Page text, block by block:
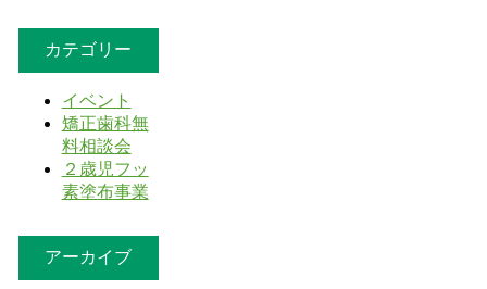
カテゴリー
イベント
矯正歯科無
料相談会
２歳児フッ
素塗布事業
アーカイブ